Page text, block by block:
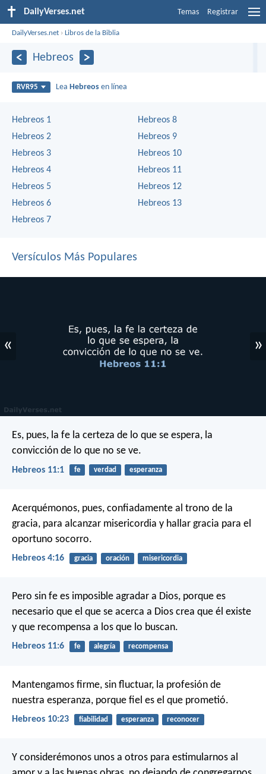
DailyVerses.net Temas Registrar
DailyVerses.net ›Libros de la Biblia
Hebreos
RVR95 Lea Hebreos en línea
Hebreos 1
Hebreos 2
Hebreos 3
Hebreos 4
Hebreos 5
Hebreos 6
Hebreos 7
Hebreos 8
Hebreos 9
Hebreos 10
Hebreos 11
Hebreos 12
Hebreos 13
Versículos Más Populares
« »
Es, pues, la fe la certeza de lo que se espera, la
convicción de lo que no se ve.
Hebreos 11:1 fe verdad esperanza
Acerquémonos, pues, confiadamente al trono de la
gracia, para alcanzar misericordia y hallar gracia para el
oportuno socorro.
Hebreos 4:16 gracia oración misericordia
Pero sin fe es imposible agradar a Dios, porque es
necesario que el que se acerca a Dios crea que él existe
y que recompensa a los que lo buscan.
Hebreos 11:6 fe alegría recompensa
Mantengamos firme, sin fluctuar, la profesión de
nuestra esperanza, porque fiel es el que prometió.
Hebreos 10:23 fiabilidad esperanza reconocer
Y considerémonos unos a otros para estimularnos al